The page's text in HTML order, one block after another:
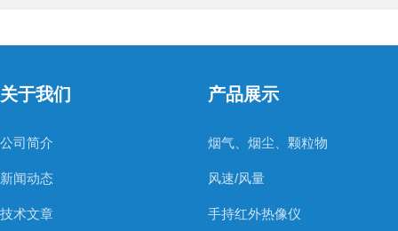
关于我们
公司简介
新闻动态
技术文章
产品展示
烟气、烟尘、颗粒物
风速/风量
手持红外热像仪